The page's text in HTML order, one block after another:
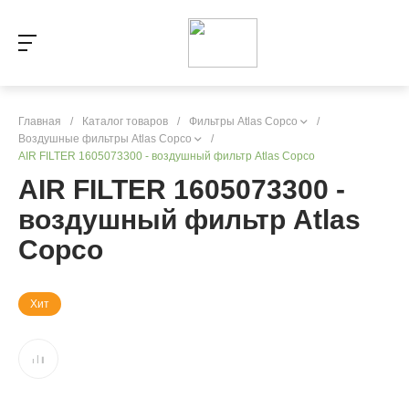
Главная / Каталог товаров / Фильтры Atlas Copco
/
Воздушные фильтры Atlas Copco
/
AIR FILTER 1605073300 - воздушный фильтр Atlas Copco
AIR FILTER 1605073300 -
воздушный фильтр Atlas
Copco
Хит